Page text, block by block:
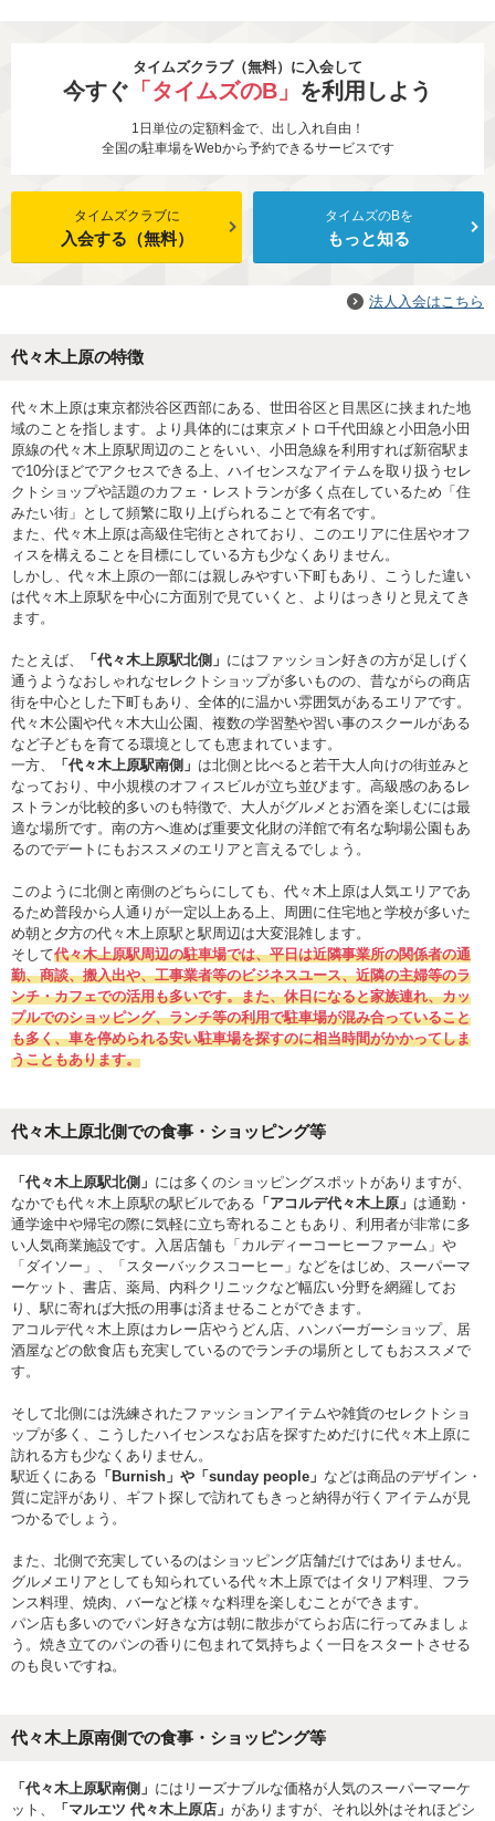
タイムズクラブ（無料）に入会して
今すぐ 「タイムズのB」 を利用しよう
1日単位の定額料金で、出し入れ自由！
全国の駐車場をWebから予約できるサービスです
タイムズクラブに
入会する（無料）
タイムズのBを
もっと知る
法人入会はこちら
代々木上原の特徴
代々木上原は東京都渋谷区西部にある、世田谷区と目黒区に挟まれた地
域のことを指します。より具体的には東京メトロ千代田線と小田急小田
原線の代々木上原駅周辺のことをいい、小田急線を利用すれば新宿駅ま
で10分ほどでアクセスできる上、ハイセンスなアイテムを取り扱うセレ
クトショップや話題のカフェ・レストランが多く点在しているため「住
みたい街」として頻繁に取り上げられることで有名です。
また、代々木上原は高級住宅街とされており、このエリアに住居やオフ
ィスを構えることを目標にしている方も少なくありません。
しかし、代々木上原の一部には親しみやすい下町もあり、こうした違い
は代々木上原駅を中心に方面別で見ていくと、よりはっきりと見えてき
ます。
たとえば、 「代々木上原駅北側」 にはファッション好きの方が足しげく
通うようなおしゃれなセレクトショップが多いものの、昔ながらの商店
街を中心とした下町もあり、全体的に温かい雰囲気があるエリアです。
代々木公園や代々木大山公園、複数の学習塾や習い事のスクールがある
など子どもを育てる環境としても恵まれています。
一方、
「代々木上原駅南側」 は北側と比べると若干大人向けの街並みと
なっており、中小規模のオフィスビルが立ち並びます。高級感のあるレ
ストランが比較的多いのも特徴で、大人がグルメとお酒を楽しむには最
適な場所です。南の方へ進めば重要文化財の洋館で有名な駒場公園もあ
るのでデートにもおススメのエリアと言えるでしょう。
このように北側と南側のどちらにしても、代々木上原は人気エリアであ
るため普段から人通りが一定以上ある上、周囲に住宅地と学校が多いた
め朝と夕方の代々木上原駅と駅周辺は大変混雑します。
そして代々木上原駅周辺の駐車場では、平日は近隣事業所の関係者の通
勤、商談、搬入出や、工事業者等のビジネスユース、近隣の主婦等のラ
ンチ・カフェでの活用も多いです。また、休日になると家族連れ、カッ
プルでのショッピング、ランチ等の利用で駐車場が混み合っていること
も多く、車を停められる安い駐車場を探すのに相当時間がかかってしま
うこともあります。
代々木上原北側での食事・ショッピング等
「代々木上原駅北側」 には多くのショッピングスポットがありますが、
なかでも代々木上原駅の駅ビルである 「アコルデ代々木上原」 は通勤・
通学途中や帰宅の際に気軽に立ち寄れることもあり、利用者が非常に多
い人気商業施設です。入居店舗も「カルディーコーヒーファーム」や
「ダイソー」、「スターバックスコーヒー」などをはじめ、スーパーマ
ーケット、書店、薬局、内科クリニックなど幅広い分野を網羅してお
り、駅に寄れば大抵の用事は済ませることができます。
アコルデ代々木上原はカレー店やうどん店、ハンバーガーショップ、居
酒屋などの飲食店も充実しているのでランチの場所としてもおススメで
す。
そして北側には洗練されたファッションアイテムや雑貨のセレクトショ
ップが多く、こうしたハイセンスなお店を探すためだけに代々木上原に
訪れる方も少なくありません。
駅近くにある 「Burnish」や「sunday people」 などは商品のデザイン・
質に定評があり、ギフト探しで訪れてもきっと納得が行くアイテムが見
つかるでしょう。
また、北側で充実しているのはショッピング店舗だけではありません。
グルメエリアとしても知られている代々木上原ではイタリア料理、フラ
ンス料理、焼肉、バーなど様々な料理を楽しむことができます。
パン店も多いのでパン好きな方は朝に散歩がてらお店に行ってみましょ
う。焼き立てのパンの香りに包まれて気持ちよく一日をスタートさせる
のも良いですね。
代々木上原南側での食事・ショッピング等
「代々木上原駅南側」 にはリーズナブルな価格が人気のスーパーマーケ
ット、
「マルエツ 代々木上原店」 がありますが、それ以外はそれほどシ